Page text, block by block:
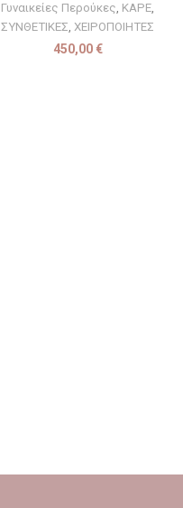
Γυναικείες Περούκες, ΚΑΡΕ,
ΣΥΝΘΕΤΙΚΕΣ, ΧΕΙΡΟΠΟΙΗΤΕΣ
450,00 €